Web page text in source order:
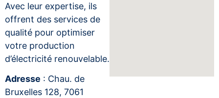
Avec leur expertise, ils
offrent des services de
qualité pour optimiser
votre production
d’électricité renouvelable.
Adresse : Chau. de
Bruxelles 128, 7061